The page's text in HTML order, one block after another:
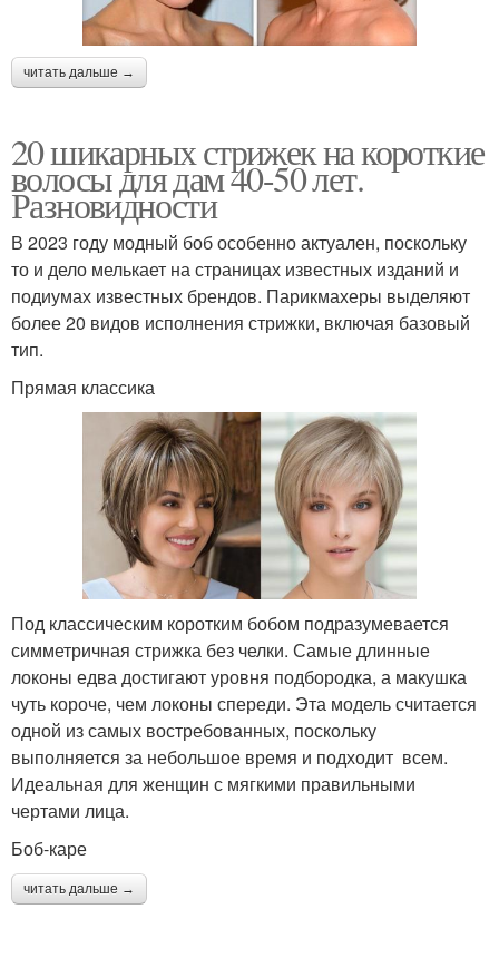
читать дальше →
20 шикарных стрижек на короткие
волосы для дам 40-50 лет.
Разновидности
В 2023 году модный боб особенно актуален, поскольку
то и дело мелькает на страницах известных изданий и
подиумах известных брендов. Парикмахеры выделяют
более 20 видов исполнения стрижки, включая базовый
тип.
Прямая классика
Под классическим коротким бобом подразумевается
симметричная стрижка без челки. Самые длинные
локоны едва достигают уровня подбородка, а макушка
чуть короче, чем локоны спереди. Эта модель считается
одной из самых востребованных, поскольку
выполняется за небольшое время и подходит всем.
Идеальная для женщин с мягкими правильными
чертами лица.
Боб-каре
читать дальше →